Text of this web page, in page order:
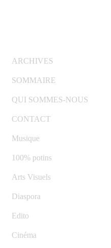
ARCHIVES
SOMMAIRE
QUI SOMMES-NOUS
CONTACT
Musique
100% potins
Arts Visuels
Diaspora
Edito
Cinéma